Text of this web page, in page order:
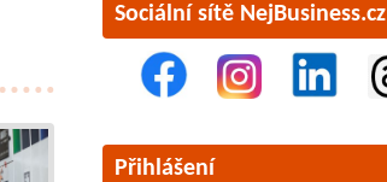
Sociální sítě NejBusiness.cz
Přihlášení